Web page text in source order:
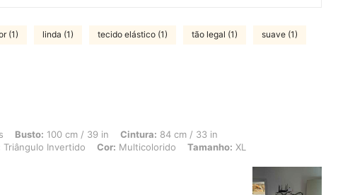
(1) linda (1) tecido elástico (1) tão legal (1) suave (1)
cm / 39 in, Cintura: 84 cm / 33 in, Quadris: 110 cm / 43 in, Formato do corpo:
Busto: 100 cm / 39 in Cintura: 84 cm / 33 in
Triângulo Invertido Cor: Multicolorido Tamanho: XL